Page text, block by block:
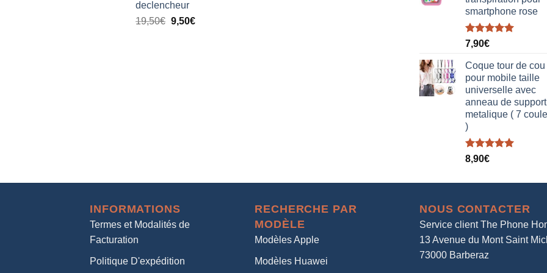
declencheur
19,50€ 9,50€
smartphone rose
Note5.00
7,90€
Coque tour de cou
pour mobile taille
universelle avec
anneau de support
metalique ( 7
)
Note5.00
8,90€
INFORMATIONS
Termes et Modalités de
Facturation
Politique D'expédition
RECHERCHE PAR
MODÈLE
Modèles Apple
Modèles Huawei
NOUS CONTACTER
Service client The Phone
13 Avenue du Mont Saint
73000 Barberaz